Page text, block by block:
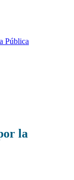
Pública
la